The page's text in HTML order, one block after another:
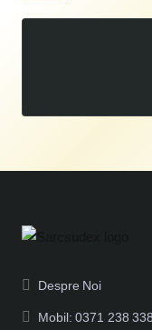
Despre Noi
Mobil: 0371 238 338